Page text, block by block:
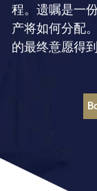
程。遗嘱是一
产将如何分配
的最终意愿得